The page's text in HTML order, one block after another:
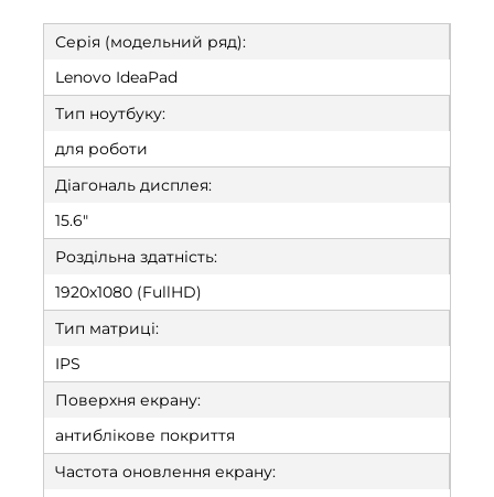
Серія (модельний ряд):
Lenovo IdeaPad
Тип ноутбуку:
для роботи
Діагональ дисплея:
15.6"
Роздільна здатність:
1920х1080 (FullHD)
Тип матриці:
IPS
Поверхня екрану:
антиблікове покриття
Частота оновлення екрану: